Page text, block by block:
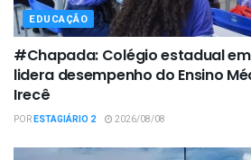
EDUCAÇÃO
#Chapada: Colégio estadual
lidera desempenho do Ensino
Irecê
PORESTAGIÁRIO 2 2026/08/08